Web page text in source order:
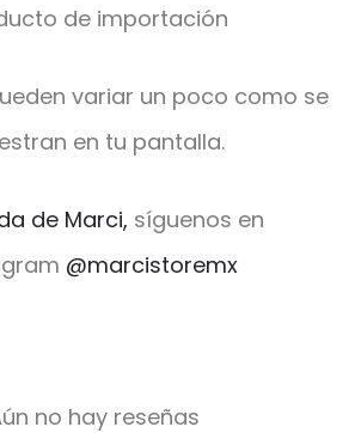
de importación
variar un poco como se
en tu pantalla.
de Marci, síguenos en
@marcistoremx
no hay reseñas